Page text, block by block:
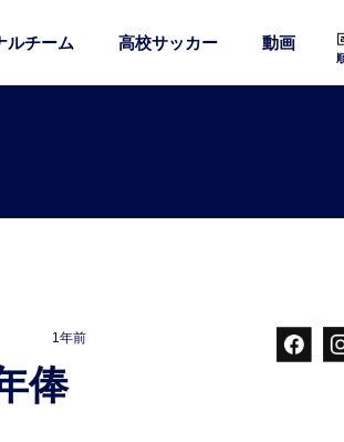
ルチーム 高校サッカー 動画
1年前